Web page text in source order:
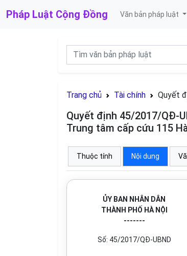
Pháp Luật Cộng Đồng Văn bản pháp luật
Trang chủ Tài chính Quyết
Quyết định 45/2017/QĐ-
Trung tâm cấp cứu 115
Thuộc tính Nội dung
ỦY BAN NHÂN DÂN
THÀNH PHỐ HÀ NỘI
-------
Số: 45/2017/QĐ-UBND